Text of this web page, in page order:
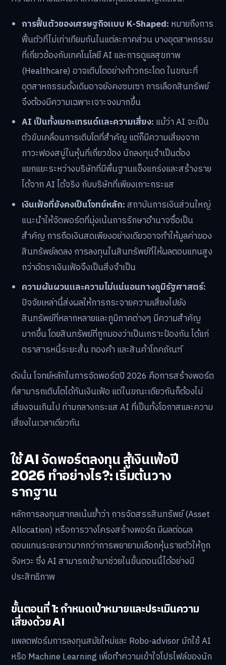
การฟื้นตัวของเศรษฐกิจแบบ K-Shaped: หมายถึงการ
ฟื้นตัวที่ไม่เท่าเทียมกันในแต่ละภาคส่วน บางอุตสาหกรรม
ที่เกี่ยวข้องกับเทคโนโลยี AI และการดูแลสุขภาพ
(Healthcare) อาจเติบโตอย่างก้าวกระโดด ในขณะที่
อุตสาหกรรมดั้งเดิมอาจยังคงซบเซา การเลือกสินทรัพย์
จึงต้องมีความเฉพาะเจาะจงมากขึ้น
AI เป็นทั้งเมกะเทรนด์และความเสี่ยง: แม้ว่า AI จะเป็น
ตัวขับเคลื่อนการเติบโตที่สำคัญ แต่ก็มีความเสี่ยงจาก
ภาวะฟองสบู่ในหุ้นที่เกี่ยวข้อง นักลงทุนจำเป็นต้อง
แยกแยะระหว่างบริษัทที่มีพื้นฐานแข็งแกร่งและสร้างราย
ได้จาก AI ได้จริง กับบริษัทที่เพียงเกาะกระแส
เงินเฟ้อที่ยังคงเป็นโจทย์หลัก:สถาบันการเงินส่วนใหญ่
แนะนำให้จัดพอร์ตที่มุ่งเน้นการรักษาอำนาจซื้อเป็น
สำคัญ การถือเงินสดเพียงอย่างเดียวอาจทำให้มูลค่าของ
สินทรัพย์ลดลง การลงทุนในสินทรัพย์ที่ให้ผลตอบแทนสูง
กว่าอัตราเงินเฟ้อจึงเป็นสิ่งจำเป็น
ความผันผวนและความไม่แน่นอนทางภูมิรัฐศาสตร์:
ปัจจัยเหล่านี้ส่งผลให้การกระจายความเสี่ยงไปยัง
สินทรัพย์ที่หลากหลายและภูมิภาคต่างๆ มีความสำคัญ
มากขึ้น โดยสินทรัพย์ที่ถูกมองว่าเป็นเกราะป้องกัน ได้แก่
ตราสารหนี้ระยะสั้น ทองคำ และสินค้าโภคภัณฑ์
ดังนั้น โจทย์หลักในการจัดพอร์ตปี 2026 คือการสร้างพอร์ต
ที่สามารถเติบโตได้ทันเงินเฟ้อ แต่ในขณะเดียวกันก็ต้องไม่
เสี่ยงจนเกินไป ท่ามกลางกระแส AI ที่เป็นทั้งโอกาสและความ
เสี่ยงในเวลาเดียวกัน
ใช้ AI จัดพอร์ตลงทุน สู้เงินเฟ้อปี
2026 ทำอย่างไร?: เริ่มต้นวาง
รากฐาน
หลักการลงทุนสากลเน้นย้ำว่า การจัดสรรสินทรัพย์ (Asset
Allocation) หรือการวางโครงสร้างพอร์ต มีผลต่อผล
ตอบแทนระยะยาวมากกว่าการพยายามเลือกหุ้นรายตัวให้ถูก
จังหวะ ซึ่ง AI สามารถเข้ามาช่วยในขั้นตอนนี้ได้อย่างมี
ประสิทธิภาพ
ขั้นตอนที่ 1: กำหนดเป้าหมายและประเมินความ
เสี่ยงด้วย AI
แพลตฟอร์มการลงทุนสมัยใหม่และ Robo-advisor มักใช้ AI
หรือ Machine Learning เพื่อทำความเข้าใจโปรไฟล์ของนัก